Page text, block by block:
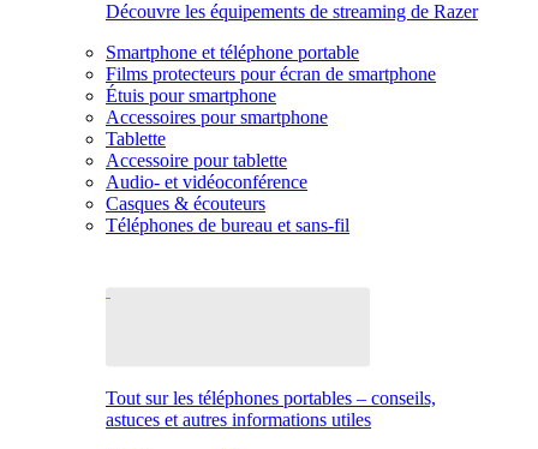
Découvre les équipements de streaming de Razer
Smartphone et téléphone portable
Films protecteurs pour écran de smartphone
Étuis pour smartphone
Accessoires pour smartphone
Tablette
Accessoire pour tablette
Audio- et vidéoconférence
Casques & écouteurs
Téléphones de bureau et sans-fil
Tout sur les téléphones portables – conseils,
astuces et autres informations utiles